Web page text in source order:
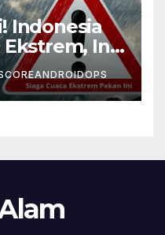
Indonesia
Ini